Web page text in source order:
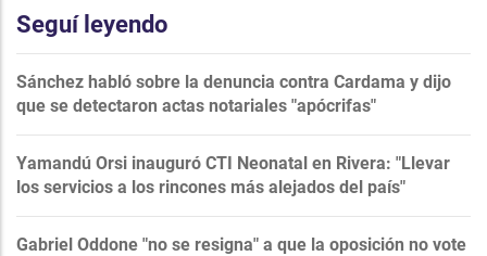
Seguí leyendo
Sánchez habló sobre la denuncia contra Cardama y dijo
que se detectaron actas notariales "apócrifas"
Yamandú Orsi inauguró CTI Neonatal en Rivera: "Llevar
los servicios a los rincones más alejados del país"
Gabriel Oddone "no se resigna" a que la oposición no vote